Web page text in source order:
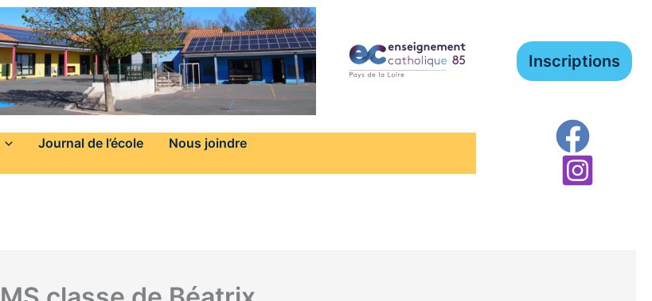
Inscriptions
Journal de l’école
Nous joindre